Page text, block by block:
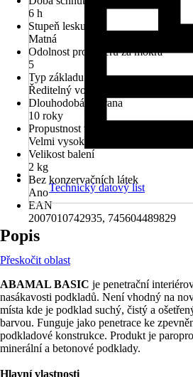
6 h
Stupeň lesku
Matná
Odolnost proti otěru za mokra
5
Typ základu
Ředitelný vodou
Dlouhodobá ochrana
10 roky
Propustnost vodní páry
Velmi vysoké
Velikost balení
2 kg
Bez konzervačních látek
Ano
EAN
2007010742935, 745604489829
Technický datový list
Popis
Přeskočit oblast
ABAMAL BASIC je penetrační
nasákavosti podkladů. Není vhodný na
místa kde je podklad suchý, čistý a
barvou. Funguje jako penetrace ke
podkladové konstrukce. Produkt je
minerální a betonové podklady.
Hlavní vlastnosti